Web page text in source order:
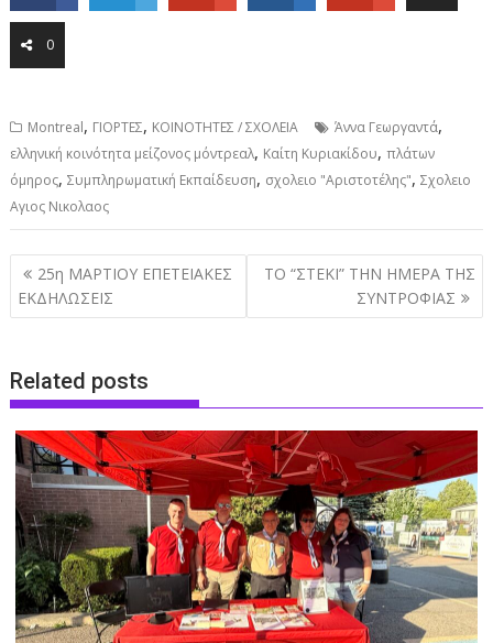
0
Montreal, ΓΙΟΡΤΕΣ, ΚΟΙΝΟΤΗΤΕΣ / ΣΧΟΛΕΙΑ Άννα Γεωργαντά,
ελληνική κοινότητα μείζονος μόντρεαλ, Καίτη Κυριακίδου,πλάτων
όμηρος,Συμπληρωματική Εκπαίδευση, σχολειο "Αριστοτέλης",Σχολειο
Αγιος Νικολαος
Post
navigation
25η ΜΑΡΤΙΟΥ ΕΠΕΤΕΙΑΚΕΣ
ΕΚΔΗΛΩΣΕΙΣ
ΤΟ “ΣΤΕΚΙ” ΤΗΝ ΗΜΕΡΑ ΤΗΣ
ΣΥΝΤΡΟΦΙΑΣ
Related posts